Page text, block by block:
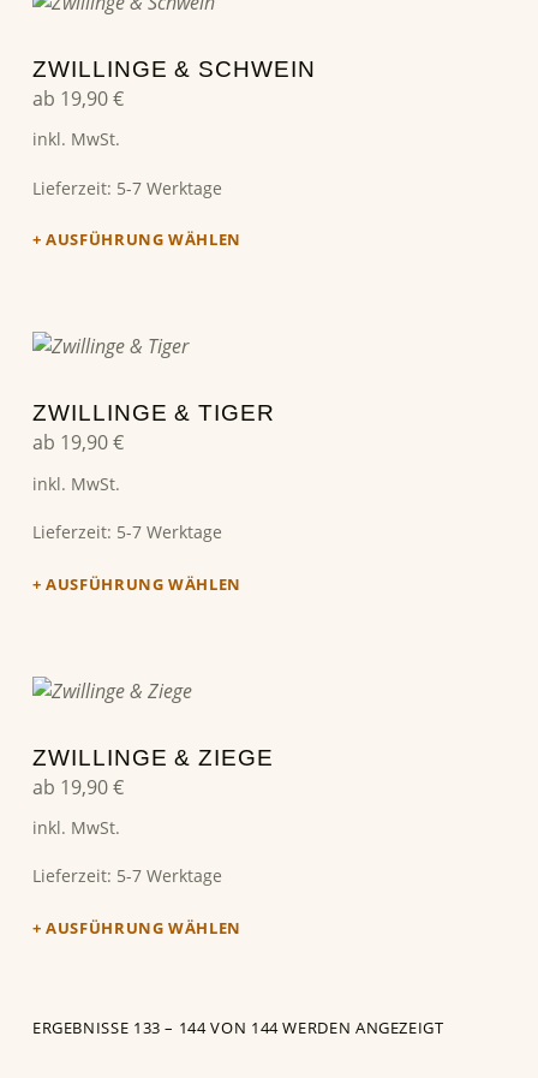
ZWILLINGE & SCHWEIN
ab 19,90€
inkl. MwSt.
Lieferzeit: 5-7 Werktage
AUSFÜHRUNG WÄHLEN
ZWILLINGE & TIGER
ab 19,90€
inkl. MwSt.
Lieferzeit: 5-7 Werktage
AUSFÜHRUNG WÄHLEN
Dieses Produkt weist mehrere Varianten auf. Die Optionen können auf der Produktseite gewählt werden
ZWILLINGE & ZIEGE
ab 19,90€
inkl. MwSt.
Lieferzeit: 5-7 Werktage
AUSFÜHRUNG WÄHLEN
Dieses Produkt weist mehrere Varianten auf. Die Optionen können auf der Produktseite gewählt werden
ERGEBNISSE 133 – 144 VON 144 WERDEN ANGEZEIGT